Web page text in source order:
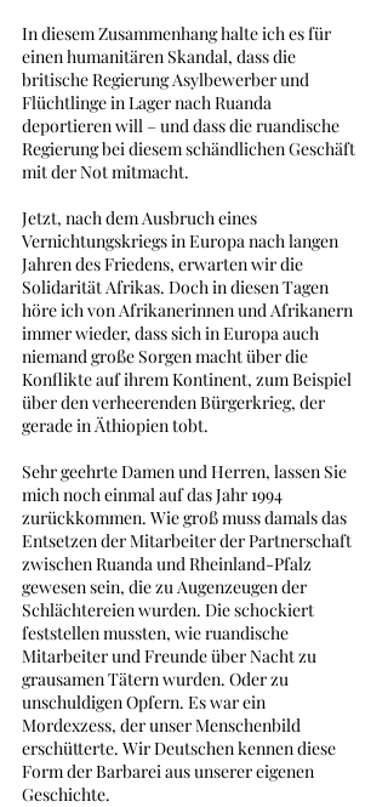
In diesem Zusammenhang halte ich es für
einen humanitären Skandal, dass die
britische Regierung Asylbewerber und
Flüchtlinge in Lager nach Ruanda
deportieren will – und dass die ruandische
Regierung bei diesem schändlichen Geschäft
mit der Not mitmacht.
Jetzt, nach dem Ausbruch eines
Vernichtungskriegs in Europa nach langen
Jahren des Friedens, erwarten wir die
Solidarität Afrikas. Doch in diesen Tagen
höre ich von Afrikanerinnen und Afrikanern
immer wieder, dass sich in Europa auch
niemand große Sorgen macht über die
Konflikte auf ihrem Kontinent, zum Beispiel
über den verheerenden Bürgerkrieg, der
gerade in Äthiopien tobt.
Sehr geehrte Damen und Herren, lassen Sie
mich noch einmal auf das Jahr 1994
zurückkommen. Wie groß muss damals das
Entsetzen der Mitarbeiter der Partnerschaft
zwischen Ruanda und Rheinland-Pfalz
gewesen sein, die zu Augenzeugen der
Schlächtereien wurden. Die schockiert
feststellen mussten, wie ruandische
Mitarbeiter und Freunde über Nacht zu
grausamen Tätern wurden. Oder zu
unschuldigen Opfern. Es war ein
Mordexzess, der unser Menschenbild
erschütterte. Wir Deutschen kennen diese
Form der Barbarei aus unserer eigenen
Geschichte.